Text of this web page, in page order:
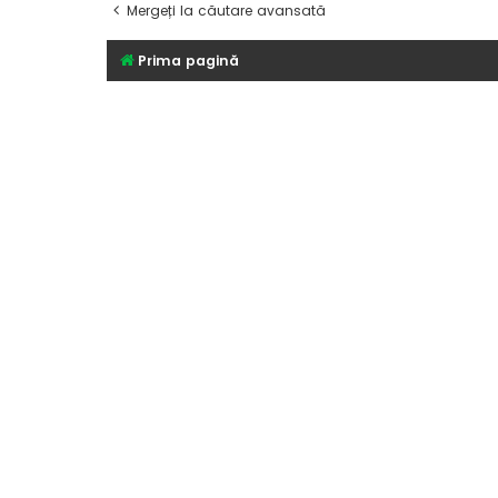
Mergeți la căutare avansată
Prima pagină